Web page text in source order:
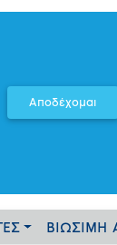
ΒΙΩΣΙΜΗ